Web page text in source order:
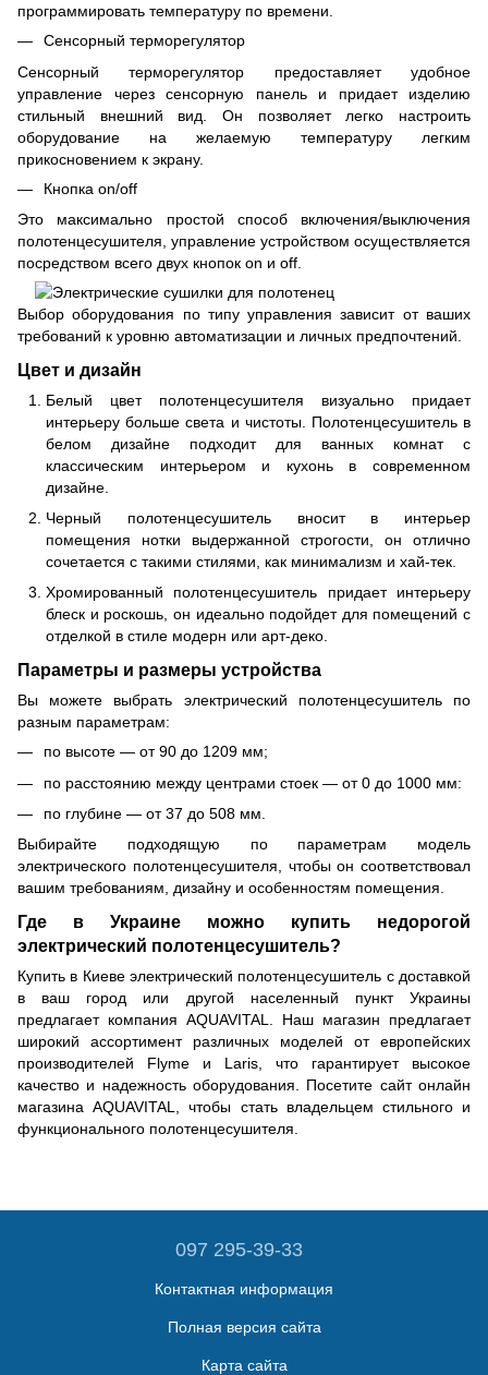
программировать температуру по времени.
Сенсорный терморегулятор
Сенсорный терморегулятор предоставляет удобное
управление через сенсорную панель и придает изделию
стильный внешний вид. Он позволяет легко настроить
оборудование на желаемую температуру легким
прикосновением к экрану.
Кнопка on/off
Это максимально простой способ включения/выключения
полотенцесушителя, управление устройством осуществляется
посредством всего двух кнопок on и off.
Выбор оборудования по типу управления зависит от ваших
требований к уровню автоматизации и личных предпочтений.
Цвет и дизайн
Белый цвет полотенцесушителя визуально придает
интерьеру больше света и чистоты. Полотенцесушитель в
белом дизайне подходит для ванных комнат с
классическим интерьером и кухонь в современном
дизайне.
Черный полотенцесушитель вносит в интерьер
помещения нотки выдержанной строгости, он отлично
сочетается с такими стилями, как минимализм и хай-тек.
Хромированный полотенцесушитель придает интерьеру
блеск и роскошь, он идеально подойдет для помещений с
отделкой в стиле модерн или арт-деко.
Параметры и размеры устройства
Вы можете выбрать электрический полотенцесушитель по
разным параметрам:
по высоте — от 90 до 1209 мм;
по расстоянию между центрами стоек — от 0 до 1000 мм:
по глубине — от 37 до 508 мм.
Выбирайте подходящую по параметрам модель
электрического полотенцесушителя, чтобы он соответствовал
вашим требованиям, дизайну и особенностям помещения.
Где в Украине можно купить недорогой
электрический полотенцесушитель?
Купить в Киеве электрический полотенцесушитель с доставкой
в ваш город или другой населенный пункт Украины
предлагает компания AQUAVITAL. Наш магазин предлагает
широкий ассортимент различных моделей от европейских
производителей Flyme и Laris, что гарантирует высокое
качество и надежность оборудования. Посетите сайт онлайн
магазина AQUAVITAL, чтобы стать владельцем стильного и
функционального полотенцесушителя.
097 295-39-33
Контактная информация
Полная версия сайта
Карта сайта